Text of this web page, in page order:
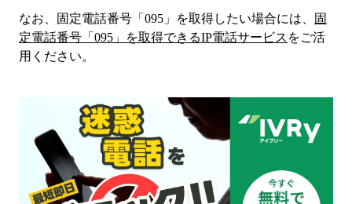
なお、固定電話番号「 095 」を取得したい場合には、
固
定電話番号「 095 」を取得できるIP電話サービス をご活
用ください。